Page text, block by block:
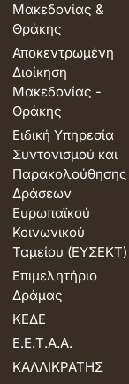
Μακεδονίας &
Θράκης
Αποκεντρωμένη
Διοίκηση
Μακεδονίας -
Θράκης
Ειδική Υπηρεσία
Συντονισμού και
Παρακολούθησης
Δράσεων
Ευρωπαϊκού
Κοινωνικού
Ταμείου (ΕΥΣΕΚΤ)
Επιμελητήριο
Δράμας
ΚΕΔΕ
Ε.Ε.Τ.Α.Α.
ΚΑΛΛΙΚΡΑΤΗΣ